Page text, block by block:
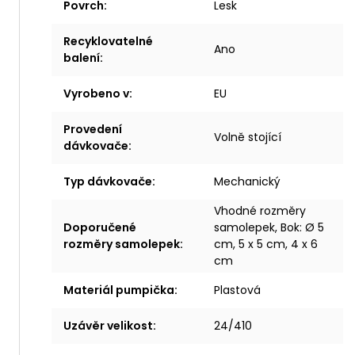
Povrch: Lesk
Recyklovatelné
balení:
Ano
Vyrobeno v: EU
Provedení
dávkovače:
Volně stojící
Typ dávkovače: Mechanický
Doporučené
rozměry samolepek:
Vhodné rozměry
samolepek, Bok: Ø 5
cm, 5 x 5 cm, 4 x 6
cm
Materiál pumpička: Plastová
Uzávěr velikost: 24/410